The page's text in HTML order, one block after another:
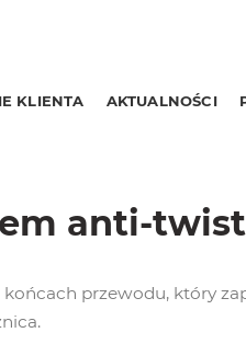
KLIENTA AKTUALNOŚCI
anti-
przewodu, który